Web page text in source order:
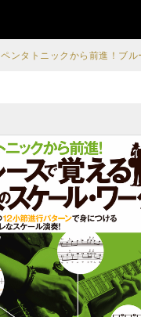
ペンタトニックから前進！ブ